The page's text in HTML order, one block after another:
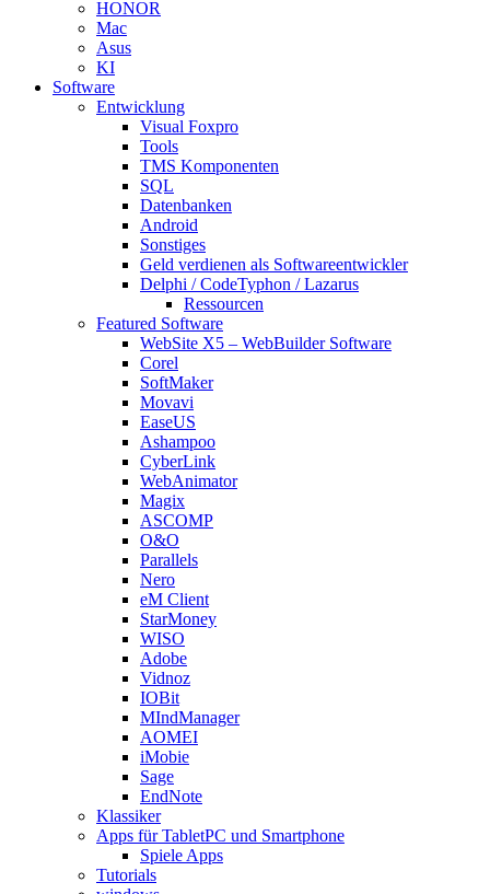
HONOR
Mac
Asus
KI
Software
Entwicklung
Visual Foxpro
Tools
TMS Komponenten
SQL
Datenbanken
Android
Sonstiges
Geld verdienen als Softwareentwickler
Delphi / CodeTyphon / Lazarus
Ressourcen
Featured Software
WebSite X5 – WebBuilder Software
Corel
SoftMaker
Movavi
EaseUS
Ashampoo
CyberLink
WebAnimator
Magix
ASCOMP
O&O
Parallels
Nero
eM Client
StarMoney
WISO
Adobe
Vidnoz
IOBit
MIndManager
AOMEI
iMobie
Sage
EndNote
Klassiker
Apps für TabletPC und Smartphone
Spiele Apps
Tutorials